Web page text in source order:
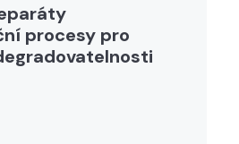
procesy pro